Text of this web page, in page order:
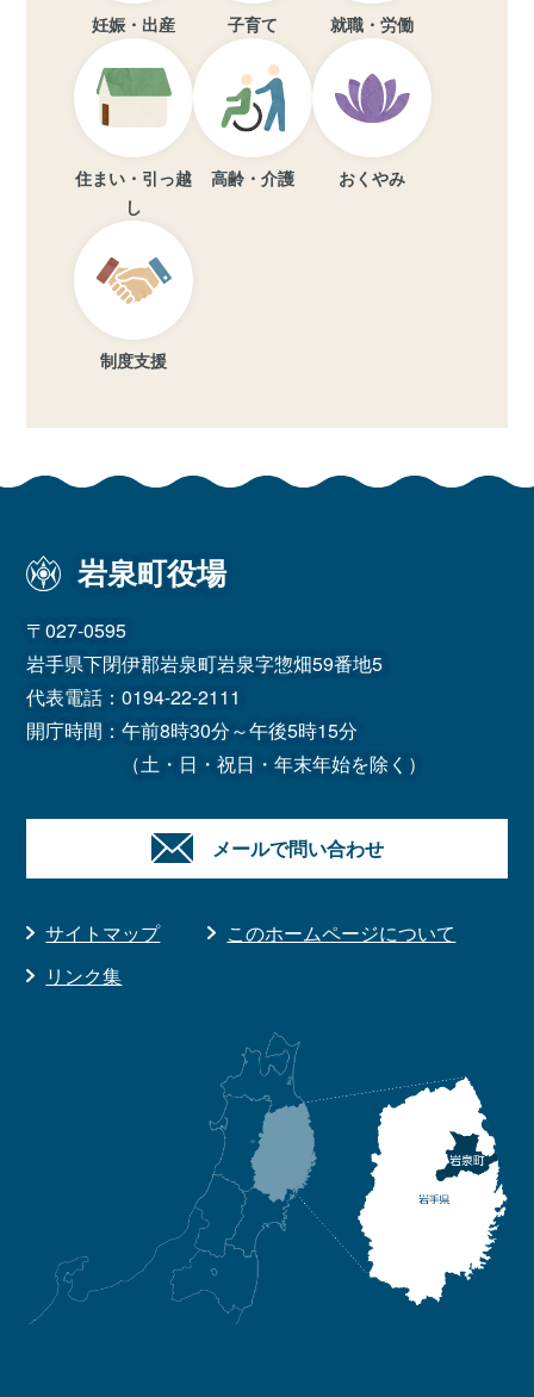
妊娠・出産 子育て 就職・労働
住まい・引っ越
し
高齢・介護 おくやみ
制度支援
岩泉町役場
〒027-0595
岩手県下閉伊郡岩泉町岩泉字惣畑59番地5
代表電話：0194-22-2111
開庁時間：午前8時30分～午後5時15分
（土・日・祝日・年末年始を除く）
メールで問い合わせ
サイトマップ
このホームページについて
リンク集